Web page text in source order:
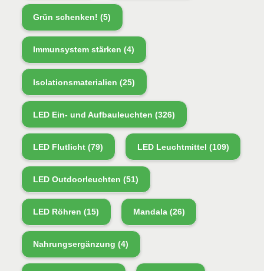
Grün schenken! (5)
Immunsystem stärken (4)
Isolationsmaterialien (25)
LED Ein- und Aufbauleuchten (326)
LED Flutlicht (79) LED Leuchtmittel (109)
LED Outdoorleuchten (51)
LED Röhren (15) Mandala(26)
Nahrungsergänzung (4)